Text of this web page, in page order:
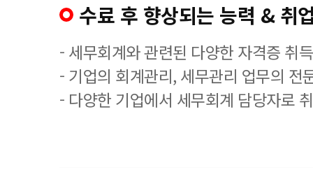
수료 후 향상되는 능력 & 취
- 세무회계와 관련된 다양한 자격증 취
- 기업의 회계관리, 세무관리 업무의 전
- 다양한 기업에서 세무회계 담당자로